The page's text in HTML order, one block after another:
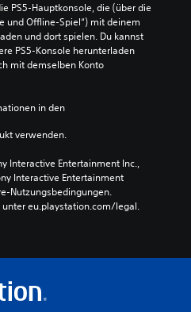
PS5-Hauptkonsole, die (über die
und Offline-Spiel“) mit deinem
und dort spielen. Du kannst
PS5-Konsole herunterladen
mit demselben Konto
in den
verwenden.
Interactive Entertainment Inc.,
Interactive Entertainment
Nutzungsbedingungen.
eu.playstation.com/legal.